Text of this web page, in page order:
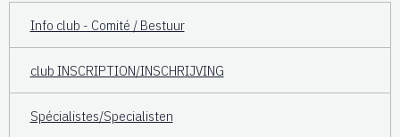
Info club - Comité / Bestuur
club INSCRIPTION/INSCHRIJVING
Spécialistes/Specialisten